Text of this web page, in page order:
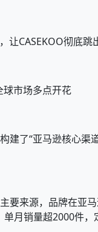
让CASEKOO彻底
市场多点开花
建了“亚马逊核心
要来源，品牌在亚
月销量超2000件，